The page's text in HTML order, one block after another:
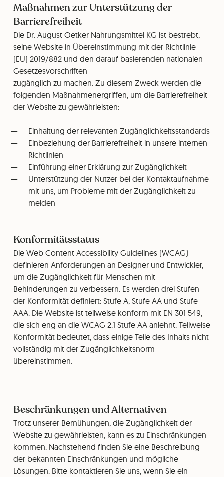
Maßnahmen zur Unterstützung der
Barrierefreiheit
Die Dr. August Oetker Nahrungsmittel KG ist bestrebt,
seine Website in Übereinstimmung mit der Richtlinie
(EU) 2019/882 und den darauf basierenden nationalen
Gesetzesvorschriften
zugänglich zu machen. Zu diesem Zweck werden die
folgenden Maßnahmenergriffen, um die Barrierefreiheit
der Website zu gewährleisten:
Einhaltung der relevanten Zugänglichkeitsstandards
Einbeziehung der Barrierefreiheit in unsere internen
Richtlinien
Einführung einer Erklärung zur Zugänglichkeit
Unterstützung der Nutzer bei der Kontaktaufnahme
mit uns, um Probleme mit der Zugänglichkeit zu
melden
Konformitätsstatus
Die Web Content Accessibility Guidelines (WCAG)
definieren Anforderungen an Designer und Entwickler,
um die Zugänglichkeit für Menschen mit
Behinderungen zu verbessern. Es werden drei Stufen
der Konformität definiert: Stufe A, Stufe AA und Stufe
AAA. Die Website ist teilweise konform mit EN 301 549,
die sich eng an die WCAG 2.1 Stufe AA anlehnt. Teilweise
Konformität bedeutet, dass einige Teile des Inhalts nicht
vollständig mit der Zugänglichkeitsnorm
übereinstimmen.
Beschränkungen und Alternativen
Trotz unserer Bemühungen, die Zugänglichkeit der
Website zu gewährleisten, kann es zu Einschränkungen
kommen. Nachstehend finden Sie eine Beschreibung
der bekannten Einschränkungen und mögliche
Lösungen. Bitte kontaktieren Sie uns, wenn Sie ein